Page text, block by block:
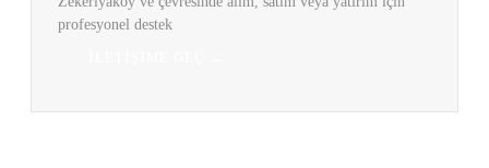
profesyonel destek